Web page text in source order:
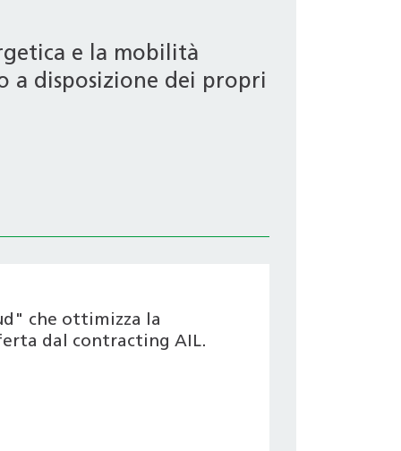
e la mobilità
a disposizione dei propri
che ottimizza la
dal contracting AIL.